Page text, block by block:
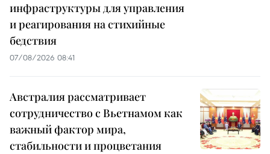
инфраструктуры для управления
и реагирования на стихийные
бедствия
07/08/2026 08:41
Австралия рассматривает
сотрудничество с Вьетнамом как
важный фактор мира,
стабильности и процветания